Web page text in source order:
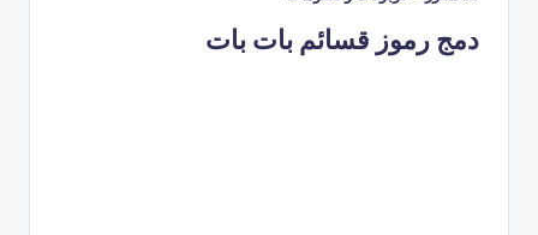
دمج رموز قسائم بات بات